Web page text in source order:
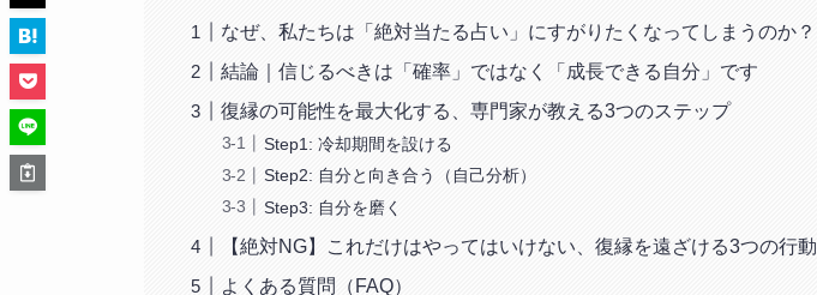
なぜ、私たちは「絶対当たる占い」にすがりたくなってしまうのか？
結論｜信じるべきは「確率」ではなく「成長できる自分」です
復縁の可能性を最大化する、専門家が教える3つのステップ
Step1: 冷却期間を設ける
Step2: 自分と向き合う（自己分析）
Step3: 自分を磨く
【絶対NG】これだけはやってはいけない、復縁を遠ざける3つの行動
よくある質問（FAQ）